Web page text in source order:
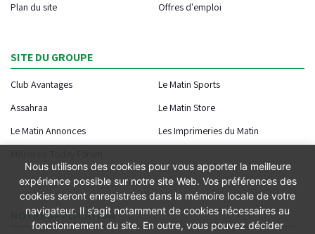
Plan du site
Offres d'emploi
SITE DU GROUPE
Club Avantages
Le Matin Sports
Assahraa
Le Matin Store
Le Matin Annonces
Les Imprimeries du Matin
NOTRE APPLICATION
Nous utilisons des cookies pour vous apporter la meilleure
expérience possible sur notre site Web. Vos préférences des
cookies seront enregistrées dans la mémoire locale de votre
navigateur. Il s’agit notamment de cookies nécessaires au
fonctionnement du site. En outre, vous pouvez décider